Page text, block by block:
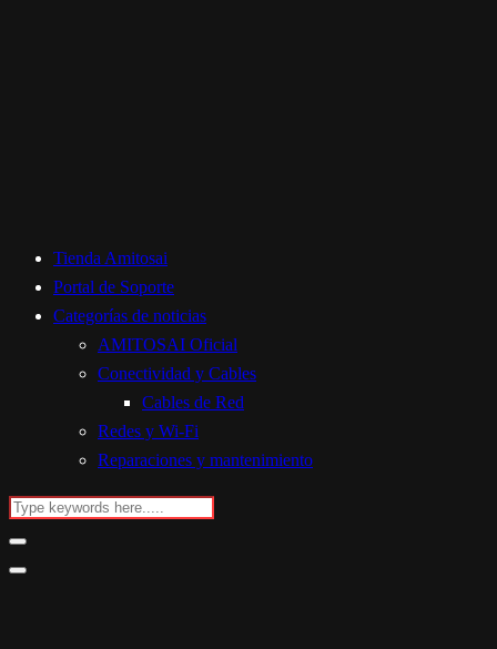
Tienda Amitosai
Portal de Soporte
Categorías de noticias
AMITOSAI Oficial
Conectividad y Cables
Cables de Red
Redes y Wi-Fi
Reparaciones y mantenimiento